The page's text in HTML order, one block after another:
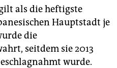
als die heftigste
Hauptstadt je
die
seitdem sie 2013
wurde.